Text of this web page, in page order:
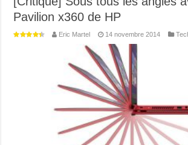
Pavilion x360 de HP
Eric Martel 14 novembre 2014